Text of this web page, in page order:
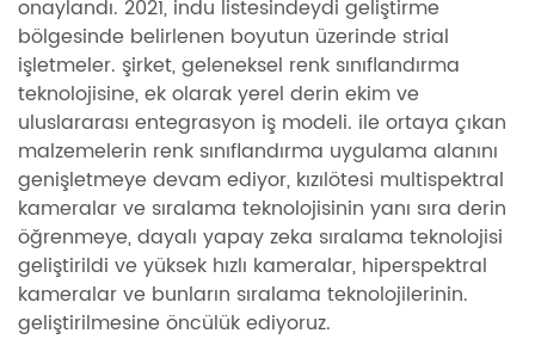
onaylandı. 2021, indu listesindeydi geliştirme
bölgesinde belirlenen boyutun üzerinde strial
işletmeler. şirket, geleneksel renk sınıflandırma
teknolojisine, ek olarak yerel derin ekim ve
uluslararası entegrasyon iş modeli. ile ortaya çıkan
malzemelerin renk sınıflandırma uygulama alanını
genişletmeye devam ediyor, kızılötesi multispektral
kameralar ve sıralama teknolojisinin yanı sıra derin
öğrenmeye, dayalı yapay zeka sıralama teknolojisi
geliştirildi ve yüksek hızlı kameralar, hiperspektral
kameralar ve bunların sıralama teknolojilerinin.
geliştirilmesine öncülük ediyoruz.